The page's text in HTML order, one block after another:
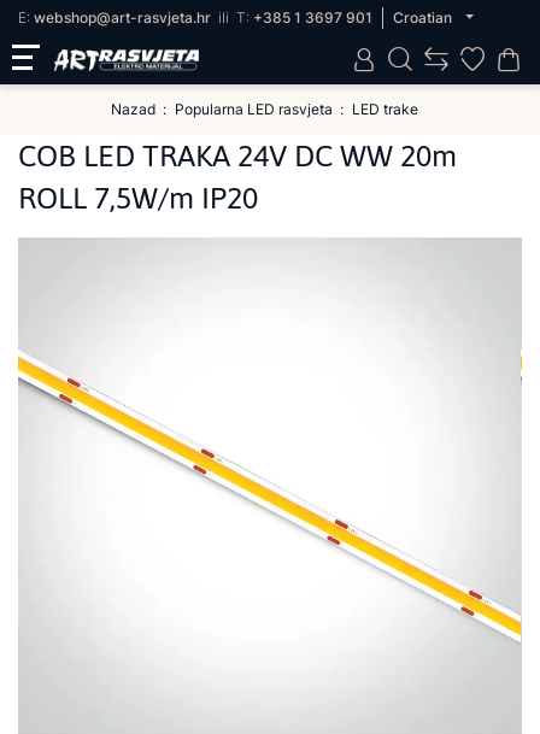
E: webshop@art-rasvjeta.hr ili T: +385 1 3697 901 Croatian
Nazad Popularna LED rasvjeta LED trake
COB LED TRAKA 24V DC WW 20m
ROLL 7,5W/m IP20